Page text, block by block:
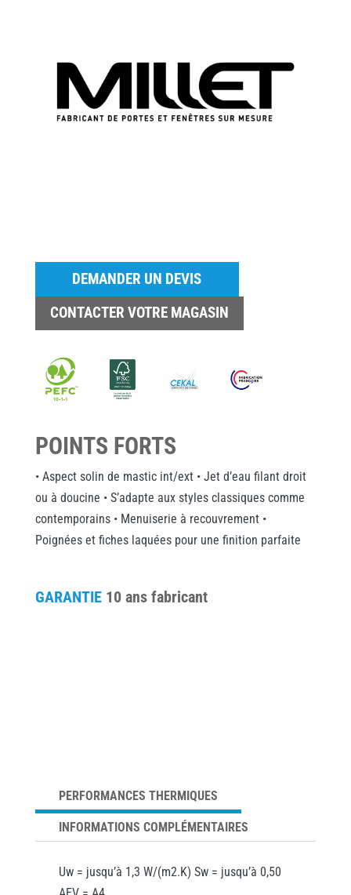
DEMANDER UN DEVIS
CONTACTER VOTRE MAGASIN
POINTS FORTS
• Aspect solin de mastic int/ext • Jet d’eau filant droit
ou à doucine • S’adapte aux styles classiques comme
contemporains • Menuiserie à recouvrement •
Poignées et fiches laquées pour une finition parfaite
GARANTIE 10 ans fabricant
PERFORMANCES THERMIQUES
INFORMATIONS COMPLÉMENTAIRES
Uw = jusqu’à 1,3 W/(m2.K) Sw = jusqu’à 0,50